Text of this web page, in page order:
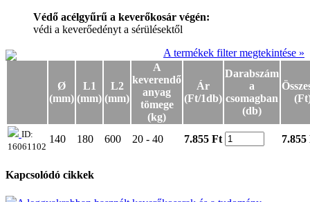
Védő acélgyűrű a keverőkosár végén:
védi a keverőedényt a sérülésektől
A termékek filter megtekintése »
Ø
(mm)
L1
(mm)
L2
(mm)
A
keverendő
anyag
tömege
(kg)
Ár
(Ft/1db)
Darabszám
a
csomagban
(db)
ID:
16061102
140 180 600 20 - 40 7.855 Ft 7.855
Kapcsolódó cikkek